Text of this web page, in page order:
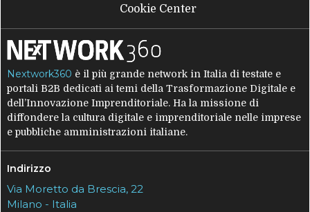
Cookie Center
Nextwork360 è il più grande network in Italia di testate e
portali B2B dedicati ai temi della Trasformazione Digitale e
dell’Innovazione Imprenditoriale. Ha la missione di
diffondere la cultura digitale e imprenditoriale nelle imprese
e pubbliche amministrazioni italiane.
Indirizzo
Via Moretto da Brescia, 22
Milano - Italia